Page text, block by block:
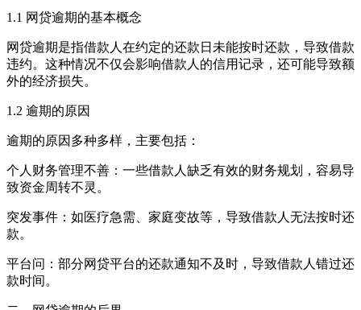
1.1 网贷逾期的基本概念
网贷逾期是指借款人在约定的还款日未能按时还款，导致借款
违约。这种情况不仅会影响借款人的信用记录，还可能导致额
外的经济损失。
1.2 逾期的原因
逾期的原因多种多样，主要包括：
个人财务管理不善：一些借款人缺乏有效的财务规划，容易导
致资金周转不灵。
突发事件：如医疗急需、家庭变故等，导致借款人无法按时还
款。
平台问：部分网贷平台的还款通知不及时，导致借款人错过还
款时间。